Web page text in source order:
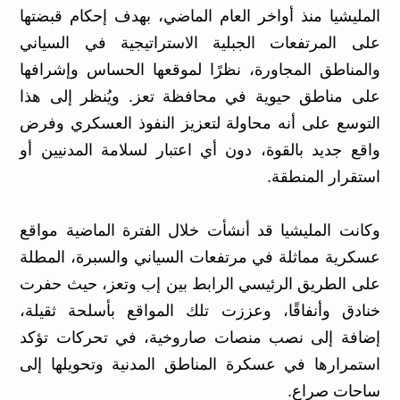
المليشيا منذ أواخر العام الماضي، بهدف إحكام قبضتها
على المرتفعات الجبلية الاستراتيجية في السياني
والمناطق المجاورة، نظرًا لموقعها الحساس وإشرافها
على مناطق حيوية في محافظة تعز. ويُنظر إلى هذا
التوسع على أنه محاولة لتعزيز النفوذ العسكري وفرض
واقع جديد بالقوة، دون أي اعتبار لسلامة المدنيين أو
استقرار المنطقة.
وكانت المليشيا قد أنشأت خلال الفترة الماضية مواقع
عسكرية مماثلة في مرتفعات السياني والسبرة، المطلة
على الطريق الرئيسي الرابط بين إب وتعز، حيث حفرت
خنادق وأنفاقًا، وعززت تلك المواقع بأسلحة ثقيلة،
إضافة إلى نصب منصات صاروخية، في تحركات تؤكد
استمرارها في عسكرة المناطق المدنية وتحويلها إلى
ساحات صراع.